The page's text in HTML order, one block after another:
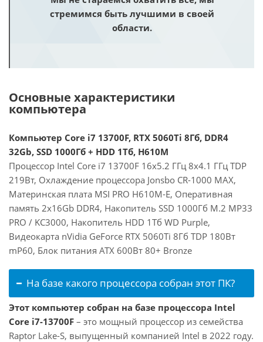
стремимся быть лучшими в своей
области.
Основные характеристики
компьютера
Компьютер Core i7 13700F, RTX 5060Ti 8Гб, DDR4
32Gb, SSD 1000Гб + HDD 1Тб, H610M
Процессор Intel Core i7 13700F 16x5.2 ГГц 8x4.1 ГГц TDP
219Вт, Охлаждение процессора Jonsbo CR-1000 MAX,
Материнская плата MSI PRO H610M-E, Оперативная
память 2x16Gb DDR4, Накопитель SSD 1000Гб M.2 MP33
PRO / KC3000, Накопитель HDD 1Тб WD Purple,
Видеокарта nVidia GeForce RTX 5060Ti 8Гб TDP 180Вт
mP60, Блок питания ATX 600Вт 80+ Bronze
На базе какого процессора собран этот ПК?
Этот компьютер собран на базе процессора Intel
Core i7-13700F – это мощный процессор из семейства
Raptor Lake-S, выпущенный компанией Intel в 2022 году.